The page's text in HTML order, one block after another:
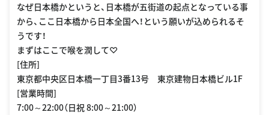
なぜ日本橋かというと、日本橋が五街道の起点となっている事
から、ここ日本橋から日本全国へ！という願いが込められるそ
うです！
まずはここで喉を潤して♡
[住所]
東京都中央区日本橋一丁目3番13号 東京建物日本橋ビル1F
[営業時間]
7:00～22:00（日祝 8:00～21:00）